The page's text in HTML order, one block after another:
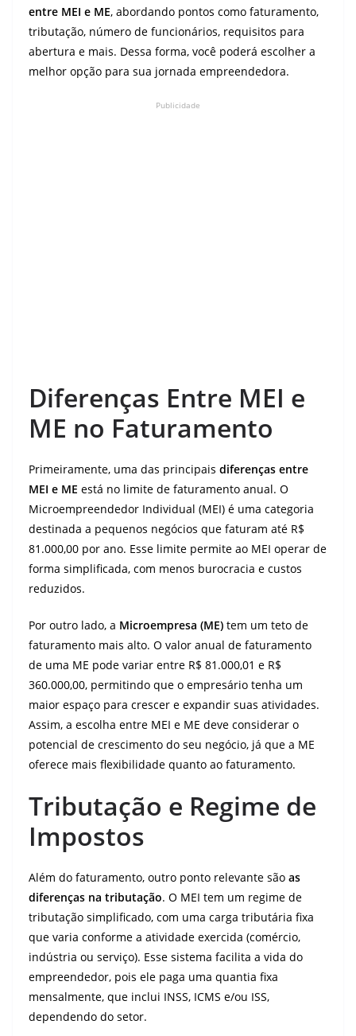
entre MEI e ME, abordando pontos como faturamento,
tributação, número de funcionários, requisitos para
abertura e mais. Dessa forma, você poderá escolher a
melhor opção para sua jornada empreendedora.
Publicidade
Diferenças Entre MEI e
ME no Faturamento
Primeiramente, uma das principais diferenças entre
MEI e ME está no limite de faturamento anual. O
Microempreendedor Individual (MEI) é uma categoria
destinada a pequenos negócios que faturam até R$
81.000,00 por ano. Esse limite permite ao MEI operar de
forma simplificada, com menos burocracia e custos
reduzidos.
Por outro lado, a Microempresa (ME) tem um teto de
faturamento mais alto. O valor anual de faturamento
de uma ME pode variar entre R$ 81.000,01 e R$
360.000,00, permitindo que o empresário tenha um
maior espaço para crescer e expandir suas atividades.
Assim, a escolha entre MEI e ME deve considerar o
potencial de crescimento do seu negócio, já que a ME
oferece mais flexibilidade quanto ao faturamento.
Tributação e Regime de
Impostos
Além do faturamento, outro ponto relevante são as
diferenças na tributação. O MEI tem um regime de
tributação simplificado, com uma carga tributária fixa
que varia conforme a atividade exercida (comércio,
indústria ou serviço). Esse sistema facilita a vida do
empreendedor, pois ele paga uma quantia fixa
mensalmente, que inclui INSS, ICMS e/ou ISS,
dependendo do setor.